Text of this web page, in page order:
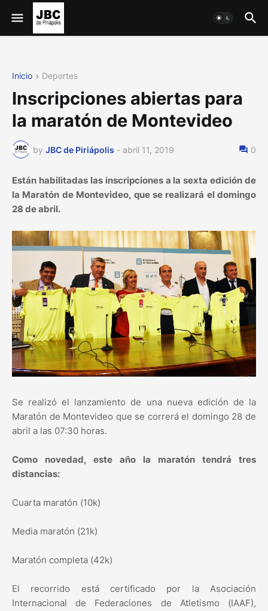
Inicio Deportes
Inscripciones abiertas para
la maratón de Montevideo
by JBC de Piriápolis - abril 11, 2019 0
Están habilitadas las inscripciones a la sexta edición de
la Maratón de Montevideo, que se realizará el domingo
28 de abril.
Se realizó el lanzamiento de una nueva edición de la
Maratón de Montevideo que se correrá el domingo 28 de
abril a las 07:30 horas.
Como novedad, este año la maratón tendrá tres
distancias:
Cuarta maratón (10k)
Media maratón (21k)
Maratón completa (42k)
El recorrido está certificado por la Asociación
Internacional de Federaciones de Atletismo (IAAF),